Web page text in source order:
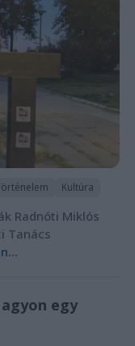
Kultúra
Radnóti Miklós
Tanács
egy